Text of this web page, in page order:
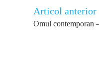
Read
more
articles
Articol anterior
Omul contemporan